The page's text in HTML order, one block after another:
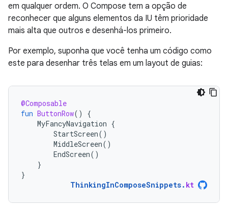
em qualquer ordem. O Compose tem a opção de
reconhecer que alguns elementos da IU têm prioridade
mais alta que outros e desenhá-los primeiro.
Por exemplo, suponha que você tenha um código como
este para desenhar três telas em um layout de guias:
@Composable
fun ButtonRow()
{
MyFancyNavigation {
StartScreen()
MiddleScreen()
EndScreen()
}
}
ThinkingInComposeSnippets. kt